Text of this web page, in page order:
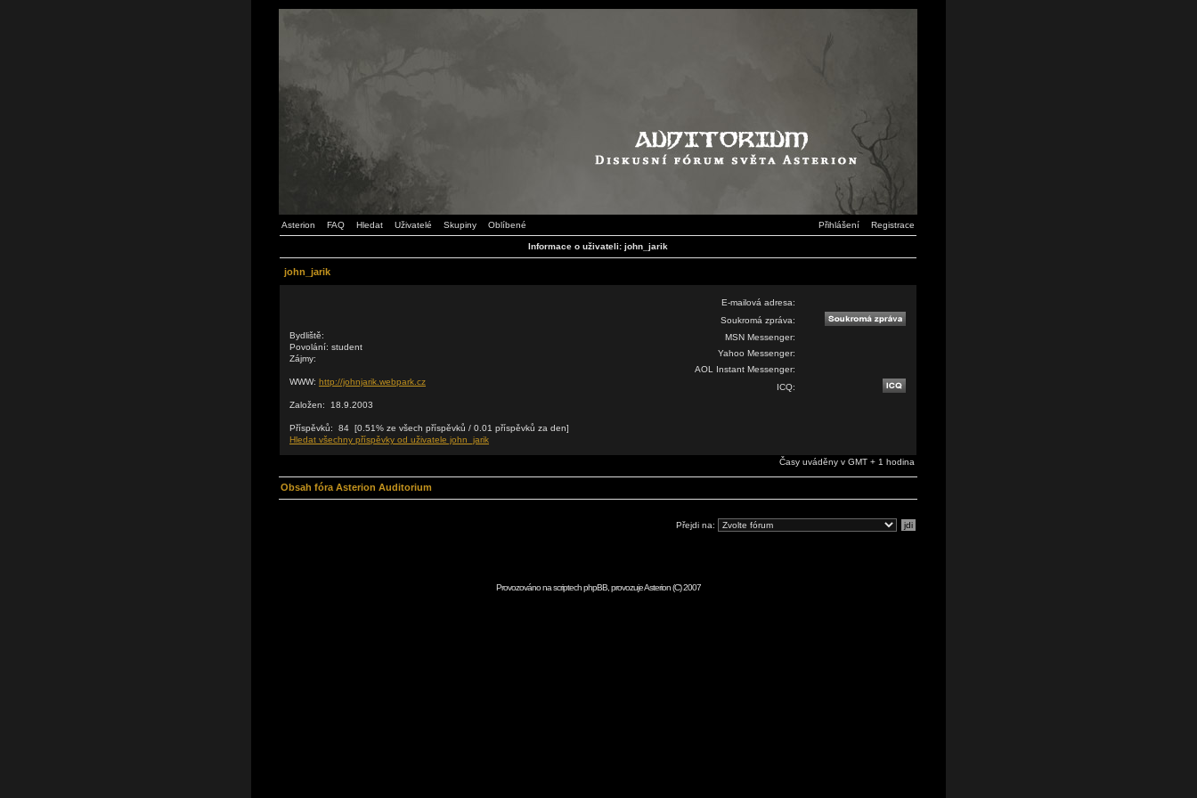
Asterion FAQ Hledat Uživatelé Skupiny Oblíbené Přihlášení Registrace
Informace o uživateli: john_jarik
john_jarik
Bydliště:
Povolání: student
Zájmy:
WWW: http://johnjarik.webpark.cz
Založen: 18.9.2003
Příspěvků: 84 [0.51% ze všech příspěvků / 0.01 příspěvků za den]
Hledat všechny příspěvky od uživatele john_jarik
E-mailová adresa:
Soukromá zpráva:
MSN Messenger:
Yahoo Messenger:
AOL Instant Messenger:
ICQ:
Časy uváděny v GMT + 1 hodina
Obsah fóra Asterion Auditorium
Přejdi na:
Provozováno na scriptechphpBB, provozujeAsterion(C) 2007